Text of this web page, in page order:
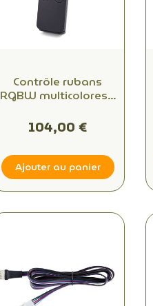
Contrôle rubans
RGBW multicolores –
Zigbee – 4 zones
104,00 €
Ajouter au panier